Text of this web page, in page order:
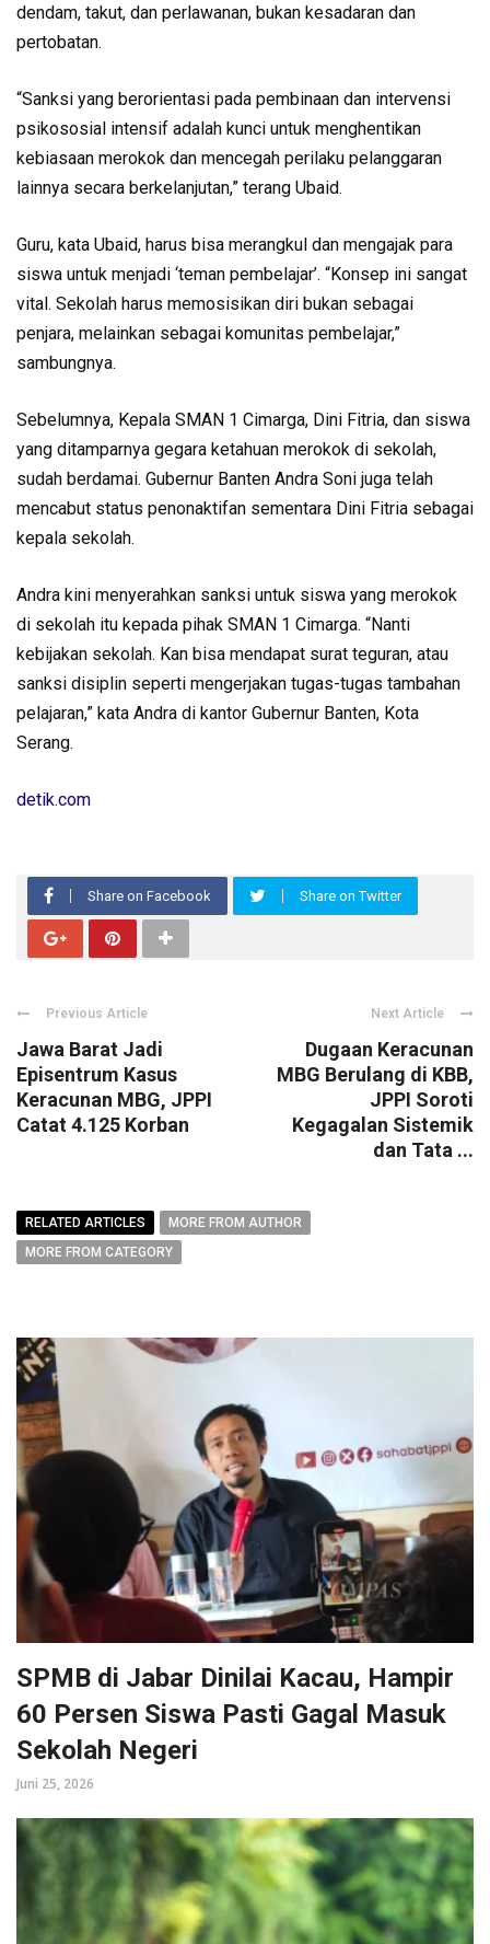
dendam, takut, dan perlawanan, bukan kesadaran dan
pertobatan.
“Sanksi yang berorientasi pada pembinaan dan intervensi
psikososial intensif adalah kunci untuk menghentikan
kebiasaan merokok dan mencegah perilaku pelanggaran
lainnya secara berkelanjutan,” terang Ubaid.
Guru, kata Ubaid, harus bisa merangkul dan mengajak para
siswa untuk menjadi ‘teman pembelajar’. “Konsep ini sangat
vital. Sekolah harus memosisikan diri bukan sebagai
penjara, melainkan sebagai komunitas pembelajar,”
sambungnya.
Sebelumnya, Kepala SMAN 1 Cimarga, Dini Fitria, dan siswa
yang ditamparnya gegara ketahuan merokok di sekolah,
sudah berdamai. Gubernur Banten Andra Soni juga telah
mencabut status penonaktifan sementara Dini Fitria sebagai
kepala sekolah.
Andra kini menyerahkan sanksi untuk siswa yang merokok
di sekolah itu kepada pihak SMAN 1 Cimarga. “Nanti
kebijakan sekolah. Kan bisa mendapat surat teguran, atau
sanksi disiplin seperti mengerjakan tugas-tugas tambahan
pelajaran,” kata Andra di kantor Gubernur Banten, Kota
Serang.
detik.com
Share on Facebook Share on Twitter
Previous Article
Jawa Barat Jadi
Episentrum Kasus
Keracunan MBG, JPPI
Catat 4.125 Korban
Next Article
Dugaan Keracunan
MBG Berulang di KBB,
JPPI Soroti
Kegagalan Sistemik
dan Tata ...
RELATED ARTICLES
MORE FROM AUTHOR
MORE FROM CATEGORY
SPMB di Jabar Dinilai Kacau, Hampir
60 Persen Siswa Pasti Gagal Masuk
Sekolah Negeri
Juni 25, 2026